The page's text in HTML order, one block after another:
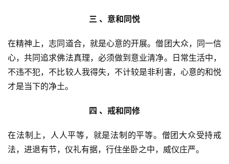
三 、意和同悦
在精神上，志同道合，就是心意的开展。僧团大众，同一信
心，共同追求佛法真理，必须做到意业清净。日常生活中，
不违不犯，不比较人我得失，不计较是非利害，心意的和悦
才是当下的净土。
四 、戒和同修
在法制上，人人平等，就是法制的平等。僧团大众受持戒
法，进退有节，仪礼有据，行住坐卧之中，威仪庄严。